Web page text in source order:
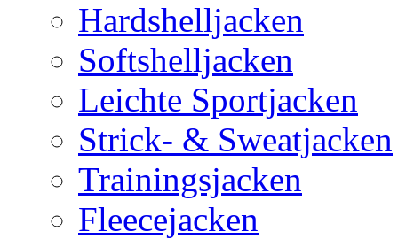
Hardshelljacken
Softshelljacken
Leichte Sportjacken
Strick- & Sweatjacken
Trainingsjacken
Fleecejacken